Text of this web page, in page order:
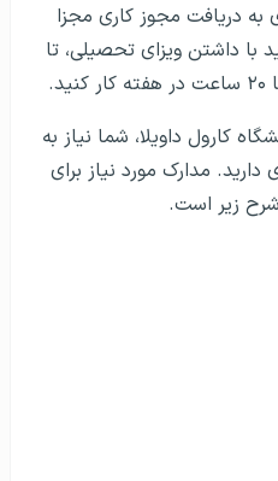
به دریافت مجوز کاری مجزا
با داشتن ویزای تحصیلی، تا
کارول داویلا، شما نیاز به
مدارک مورد نیاز برای
شرح زیر است.